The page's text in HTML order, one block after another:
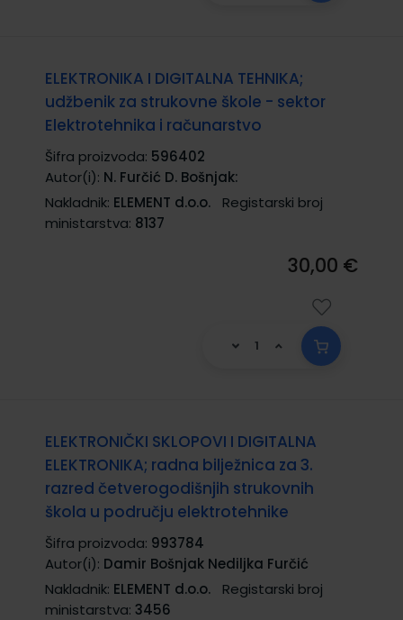
ELEKTRONIKA I DIGITALNA TEHNIKA;
udžbenik za strukovne škole - sektor
Elektrotehnika i računarstvo
Šifra proizvoda: 596402
Autor(i): N. Furčić D. Bošnjak:
Nakladnik: ELEMENT d.o.o.
Registarski broj
ministarstva: 8137
30,00 €
ELEKTRONIČKI SKLOPOVI I DIGITALNA
ELEKTRONIKA; radna bilježnica za 3.
razred četverogodišnjih strukovnih
škola u području elektrotehnike
Šifra proizvoda: 993784
Autor(i): Damir Bošnjak Nediljka Furčić
Nakladnik: ELEMENT d.o.o.
Registarski broj
ministarstva: 3456